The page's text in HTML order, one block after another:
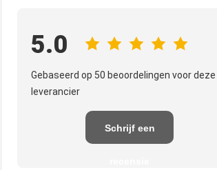
5.0
Gebaseerd op 50 beoordelingen voor deze
leverancier
Schrijf een